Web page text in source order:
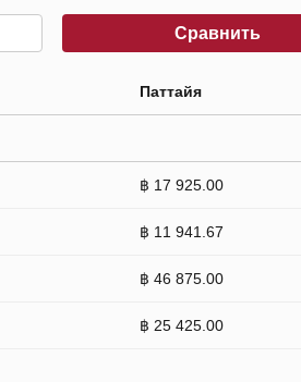
Сравнить
Паттайя
฿ 17 925.00
฿ 11 941.67
฿ 46 875.00
฿ 25 425.00